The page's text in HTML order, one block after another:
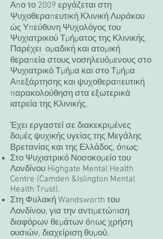
Απο το 2009 εργάζεται στη
Ψυχοθεραπευτική Κλινική Λυράκου
ώς Υπεύθυνη Ψυχολόγος του
Ψυχιατρικού Τμήματος της Κλινικής.
Παρέχει ομαδική και ατομική
θεραπεία στους νοσηλευόμενους στο
Ψυχιατρικό Τμήμα και στο Τμήμα
Απεξάρτησης και ψυχοθεραπευτική
παρακολούθηση στα εξωτερικά
ιατρεία της Κλινικής.
Έχει εργαστεί σε διακεκριμένες
δομές ψυχικής υγείας της Μεγάλης
Βρετανίας και της Ελλάδος, όπως:
Στο Ψυχιατρικό Νοσοκομείο του
Λονδίνου Highgate Mental Health
Centre (Camden &Islington Mental
Health Trust).
Στη Φυλακή Wandsworth του
Λονδίνου, για την αντιμετώπιση
διαφόρων θεμάτων όπως χρήση
ουσιών, διαχείριση θυμού,